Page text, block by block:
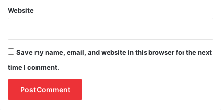
Website
Save my name, email, and website in this browser for the next
time I comment.